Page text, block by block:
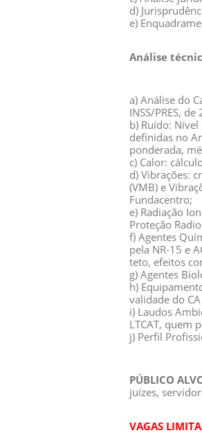
d)
e)
Análise
a) Análise do
INSS/PRES,
b) Ruído:
definidas no
ponderada,
c) Calor:
d) Vibrações:
(VMB) e
Fundacentro;
e) Radiação
Proteção
f) Agentes
pela NR-15 e
teto, efeitos
g) Agentes
h)
validade do
i) Laudos
LTCAT, quem
j) Perfil
PÚBLICO
juízes,
VAGAS